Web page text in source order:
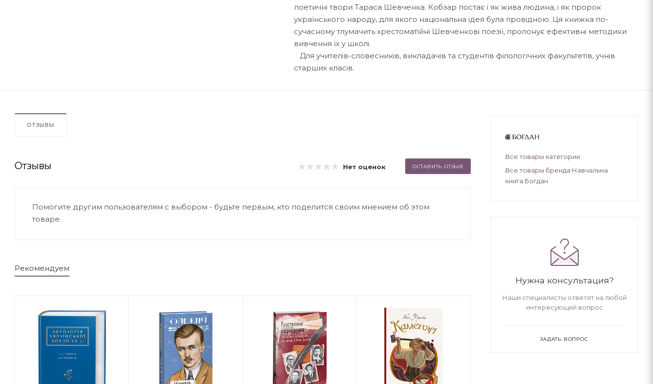
поетичні твори Тараса Шевченка. Кобзар постає і як жива людина, і як пророк
українського народу, для якого національна ідея була провідною. Ця книжка по-
сучасному тлумачить хрестоматійні Шевченкові поезії, пропонує ефективні методики
вивчення їх у школі.
Для учителів-словесників, викладачів та студентів філологічних факультетів, учнів
старших класів.
ОТЗЫВЫ
Отзывы Нет оценок ОСТАВИТЬ ОТЗЫВ
Помогите другим пользователям с выбором - будьте первым, кто поделится своим мнением об этом
товаре
Рекомендуем
Все товары категории
Все товары бренда Навчальна
книга Богдан
Нужна консультация?
Наши специалисты ответят на любой
интересующий вопрос
ЗАДАТЬ ВОПРОС